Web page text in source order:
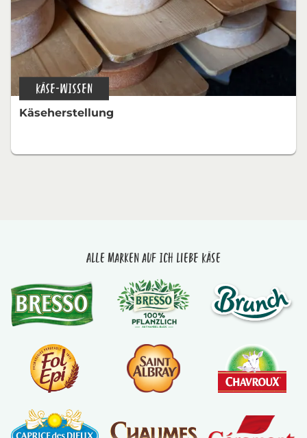
KÄSE-WISSEN
Käseherstellung
Alle Marken auf Ich liebe Käse